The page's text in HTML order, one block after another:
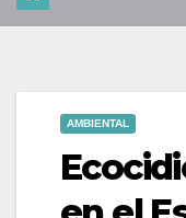
AMBIENTAL